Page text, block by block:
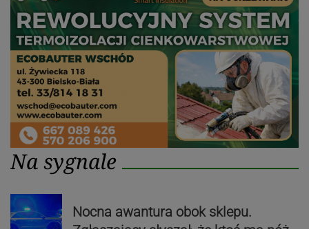
Na sygnale
Nocna awantura obok sklepu.